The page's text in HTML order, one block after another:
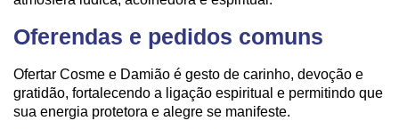
Oferendas e pedidos comuns
Ofertar Cosme e Damião é gesto de carinho, devoção e
gratidão, fortalecendo a ligação espiritual e permitindo que
sua energia protetora e alegre se manifeste.